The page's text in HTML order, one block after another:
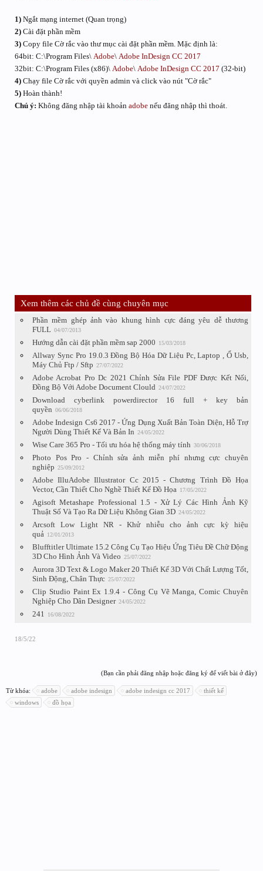
1) Ngắt mạng internet (Quan trọng)
2) Cài đặt phần mềm
3) Copy file Cờ rắc vào thư mục cài đặt phần mềm. Mặc định là:
64bit: C:\Program Files\ Adobe\ Adobe InDesign CC 2017
32bit: C:\Program Files (x86)\ Adobe\ Adobe InDesign CC 2017 (32-bit)
4) Chạy file Cờ rắc với quyền admin và click vào nút "Cờ rắc"
5) Hoàn thành!
Chú ý: Không đăng nhập tài khoản adobe nếu đăng nhập thì thoát.
Xem thêm các chủ đề cùng chuyên mục
Phần mềm ghép ảnh vào khung hình cực đáng yêu dễ thương
FULL 04/07/2013
Hướng dẫn cài đặt phần mềm sap 2000 15/03/2018
Allway Sync Pro 19.0.3 Đồng Bộ Hóa Dữ Liệu Pc, Laptop , Ổ Usb,
Máy Chủ Ftp / Sftp 27/07/2022
Adobe Acrobat Pro Dc 2021 Chỉnh Sửa File PDF Được Kết Nối,
Đồng Bộ Với Adobe Document Clould 24/07/2022
Download cyberlink powerdirector 16 full + key bản
quyền 06/06/2018
Adobe Indesign Cs6 2017 - Ứng Dụng Xuất Bản Toàn Diện, Hỗ Trợ
Người Dùng Thiết Kế Và Bản In 24/05/2022
Wise Care 365 Pro - Tối ưu hóa hệ thống máy tính 30/06/2018
Photo Pos Pro - Chỉnh sửa ảnh miễn phí nhưng cực chuyên
nghiệp 25/09/2012
Adobe IlluAdobe Illustrator Cc 2015 - Chương Trình Đồ Họa
Vector, Cần Thiết Cho Nghề Thiết Kế Đồ Họa 17/05/2022
Agisoft Metashape Professional 1.5 - Xử Lý Các Hình Ảnh Kỹ
Thuật Số Và Tạo Ra Dữ Liệu Không Gian 3D 24/05/2022
Arcsoft Low Light NR - Khử nhiễu cho ảnh cực kỳ hiệu
quả 12/01/2013
Blufftitler Ultimate 15.2 Công Cụ Tạo Hiệu Ứng Tiêu Đề Chữ Động
3D Cho Hình Ảnh Và Video 25/07/2022
Aurora 3D Text & Logo Maker 20 Thiết Kế 3D Với Chất Lượng Tốt,
Sinh Động, Chân Thực 25/07/2022
Clip Studio Paint Ex 1.9.4 - Công Cụ Vẽ Manga, Comic Chuyên
Nghiệp Cho Dân Designer 24/05/2022
241 16/08/2022
18/5/22
(Bạn cần phải đăng nhập hoặc đăng ký để viết bài ở đây)
Từ khóa: adobe adobe indesign adobe indesign cc 2017
thiết kế
windows
đồ họa